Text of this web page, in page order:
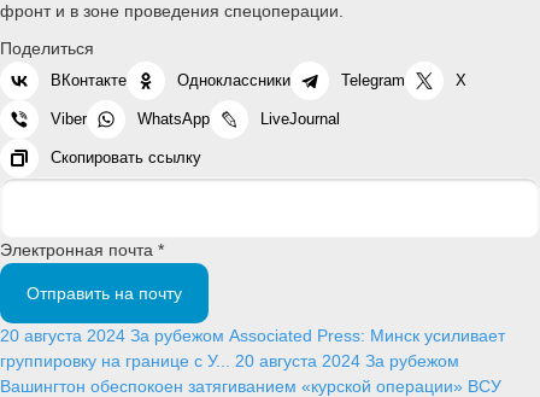
фронт и в зоне проведения спецоперации.
Поделиться
ВКонтакте Одноклассники Telegram X
Viber WhatsApp LiveJournal
Скопировать ссылку
Электронная почта *
Отправить на почту
20 августа 2024 За рубежом Associated Press: Минск усиливает
группировку на границе с У... 20 августа 2024 За рубежом
Вашингтон обеспокоен затягиванием «курской операции» ВСУ